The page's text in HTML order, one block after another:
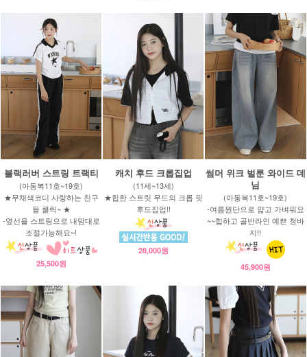
블랙러버 스트링 트랙티
(아동복11호~19호)
★무채색코디 사랑하는 친구
들 클릭~ ★
-옆선을 스트링으로 내맘대로
조절가능해요~!
25,500원
캐치 후드 크롭집업
(11세~13세)
★힙한 스트릿 무드의 크롭 핏
후드집업!!
28,000원
썸머 위크 벌룬 와이드 데
님
(아동복11호~19호)
-여름원단으로 얇고 가벼워요
~~힙하고 골반라인 예쁜 청바
지!!
45,900원